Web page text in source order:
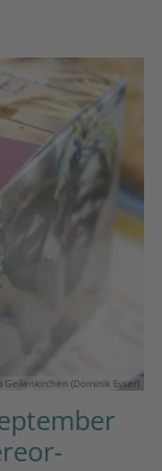
(Dominik Esser)